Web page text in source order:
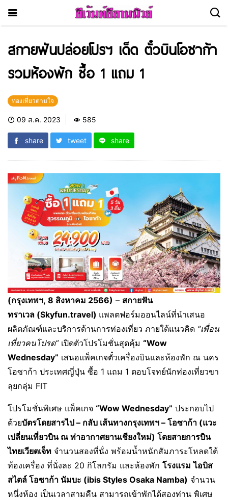
สกายฟันปล่อยโปรฯ เด็ด ตั๋วบินโอซาก้า
รวมห้องพัก ซื้อ 1 แถม 1
ท่องเที่ยวตามใจ
09 ส.ค. 2023 585
share tweet share
(กรุงเทพฯ, 8 สิงหาคม 2566) – สกายฟัน
ทราเวล (Skyfun.travel) แพลตฟอร์มออนไลน์ที่นำเสนอ
ผลิตภัณฑ์และบริการด้านการท่องเที่ยว ภายใต้แนวคิด “เพื่อน
เที่ยวคนโปรด”เปิดตัวโปรโมชั่นสุดคุ้ม “Wow
Wednesday” เสนอแพ็คเกจตั๋วเครื่องบินและห้องพัก ณ นคร
โอซาก้า ประเทศญี่ปุ่น ซื้อ 1 แถม 1 ตอบโจทย์นักท่องเที่ยวขา
ลุยกลุ่ม FIT
โปรโมชั่นพิเศษ แพ็คเกจ “Wow Wednesday” ประกอบไป
ด้วยบัตรโดยสารไป – กลับ เส้นทางกรุงเทพฯ – โอซาก้า (แวะ
เปลี่ยนเที่ยวบิน ณ ท่าอากาศยานเชียงใหม่) โดยสายการบิน
ไทยเวียตเจ็ท จำนวนสองที่นั่ง พร้อมน้ำหนักสัมภาระโหลดใต้
ท้องเครื่อง ที่นั่งละ 20 กิโลกรัม และห้องพัก โรงแรม ไอบิส
สไตล์ โอซาก้า นัมบะ (ibis Styles Osaka Namba) จำนวน
หนึ่งห้อง เป็นเวลาสามคืน สามารถเข้าพักได้สองท่าน พิเศษ